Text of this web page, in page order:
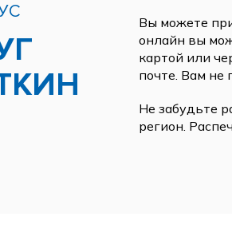
Вы можете
онлайн вы
картой или
почте. Вам не
Не забудьте
регион.